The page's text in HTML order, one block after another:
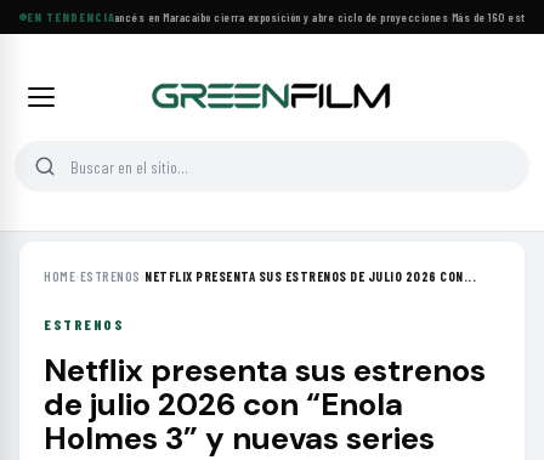
EN TENDENCIA
Festival de Cine Francés en Maracaibo cierra exposición y abre ciclo de proyecciones·Más de 160
HOME›ESTRENOS ›NETFLIX PRESENTA SUS ESTRENOS DE JULIO 2026 CON...
ESTRENOS
Netflix presenta sus estrenos
de julio 2026 con “Enola
Holmes 3” y nuevas series